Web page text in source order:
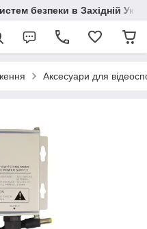
безпеки в Західній
Аксесуари для